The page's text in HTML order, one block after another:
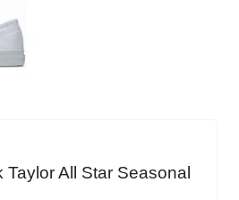
All Star Seasonal